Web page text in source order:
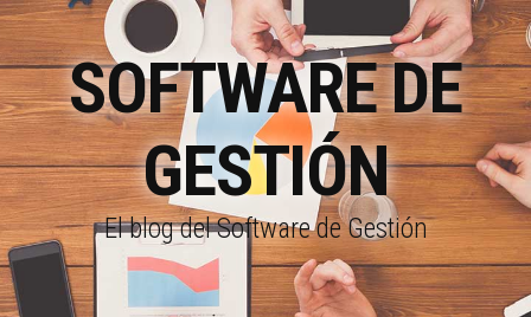
SOFTWARE DE
GESTIÓN
El blog del Software de Gestión